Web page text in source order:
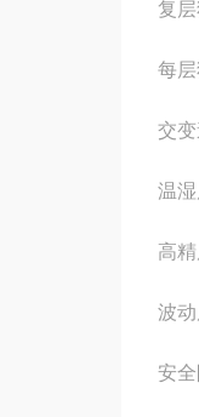
复
每
交
温
高
波
安